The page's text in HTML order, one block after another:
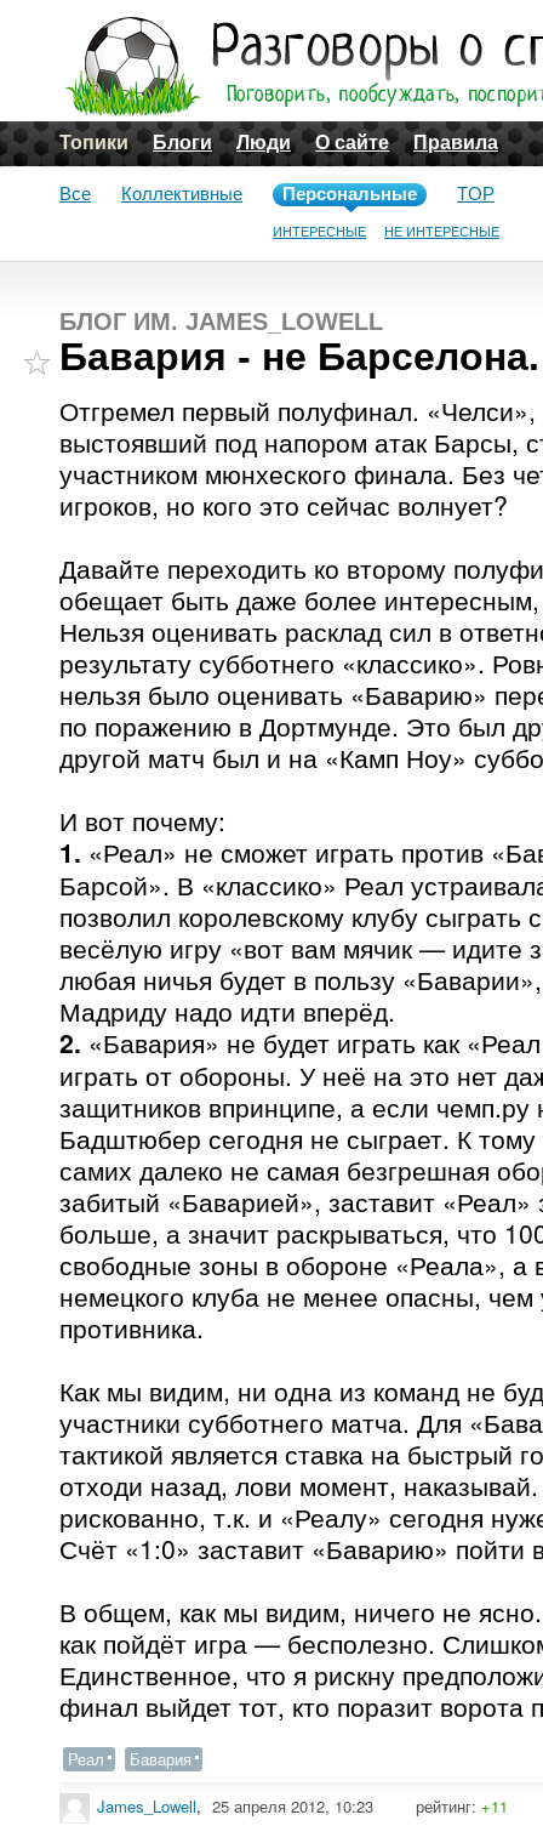
Топики Блоги Люди О сайте Правила
Все Коллективные Персональные
ИНТЕРЕСНЫЕ НЕ ИНТЕРЕСНЫЕ
TOP
БЛОГ ИМ. JAMES_LOWELL
Бавария - не Барселона.
Отгремел первый полуфинал. «Челси»,
выстоявший под напором атак Барсы,
участником мюнхеского финала. Без
игроков, но кого это сейчас волнует?
Давайте переходить ко второму
обещает быть даже более
Нельзя оценивать расклад сил в
результату субботнего «классико».
нельзя было оценивать «Баварию»
по поражению в Дортмунде. Это был
другой матч был и на «Камп Ноу»
И вот почему:
1. «Реал» не сможет играть против
Барсой». В «классико» Реал
позволил королевскому клубу сыграть
весёлую игру «вот вам мячик — идите
любая ничья будет в пользу
Мадриду надо идти вперёд.
2. «Бавария» не будет играть как
играть от обороны. У неё на это нет
защитников впринципе, а если чемп.ру
Бадштюбер сегодня не сыграет. К
самих далеко не самая безгрешная
забитый «Баварией», заставит «Реал»
больше, а значит раскрываться, что
свободные зоны в обороне «Реала», а
немецкого клуба не менее опасны, чем
противника.
Как мы видим, ни одна из команд не
участники субботнего матча. Для
тактикой является ставка на быстрый
отходи назад, лови момент,
рискованно, т.к. и «Реалу» сегодня
Счёт «1:0» заставит «Баварию» пойти
В общем, как мы видим, ничего не
как пойдёт игра — бесполезно.
Единственное, что я рискну
финал выйдет тот, кто поразит ворота
Реал Бавария
James_Lowell, 25 апреля 2012, 10:23 рейтинг: +11